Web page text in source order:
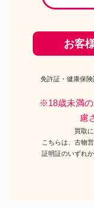
お客
免許証・健康保
※18歳未満
慮
買取
こちらは、古物
証明証のいずれ